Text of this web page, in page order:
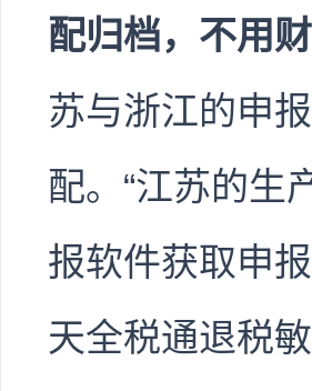
配归档，不用
苏与浙江的申
配。“江苏的生
报软件获取申
天全税通退税